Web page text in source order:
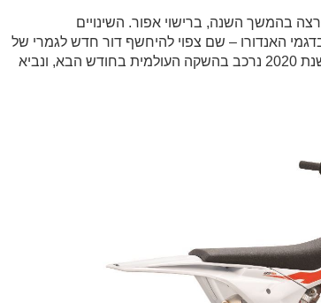
2020 יגיעו כמובן ארצה בהמשך השנה, ברישוי אפור. השינויים
האנדורו – שם צפוי להיחשף דור חדש לגמרי של
אופנועים. על דגמי האנדורו של ק.ט.מ לשנת 2020 נרכב בהשקה העולמית בחודש הבא, ונביא